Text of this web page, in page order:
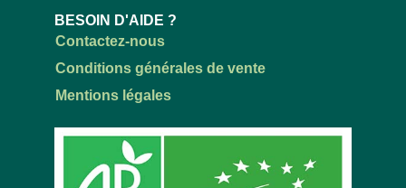
BESOIN D'AIDE ?
Contactez-nous
Conditions générales de vente
Mentions légales